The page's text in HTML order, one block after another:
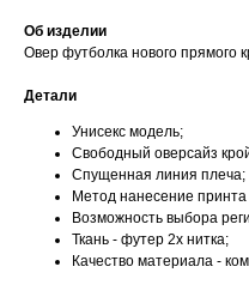
Об изделии
Овер футболка нового прямого
Детали
Унисекс модель;
Свободный оверсайз
Спущенная линия плеча;
Метод нанесение
Возможность выбора
Ткань - футер 2х нитка;
Качество материала -